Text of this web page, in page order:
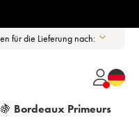
für die Lieferung nach:
🍇 Bordeaux Primeurs